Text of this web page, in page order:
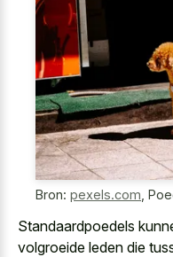
Bron: pexels.com,
Standaardpoedels
volgroeide leden die